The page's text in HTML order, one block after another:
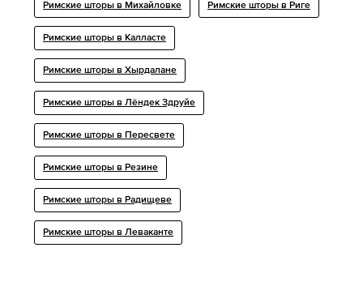
Римские шторы в Михайловке Римские шторы в Риге
Римские шторы в Калласте
Римские шторы в Хырдалане
Римские шторы в Лёндек Здруйе
Римские шторы в Пересвете
Римские шторы в Резине
Римские шторы в Радищеве
Римские шторы в Леваканте